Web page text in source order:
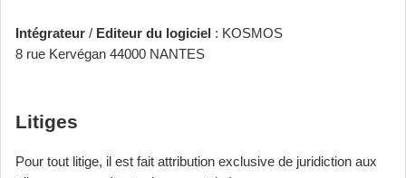
Intégrateur / Editeur du logiciel : KOSMOS
8 rue Kervégan 44000 NANTES
Litiges
Pour tout litige, il est fait attribution exclusive de juridiction aux